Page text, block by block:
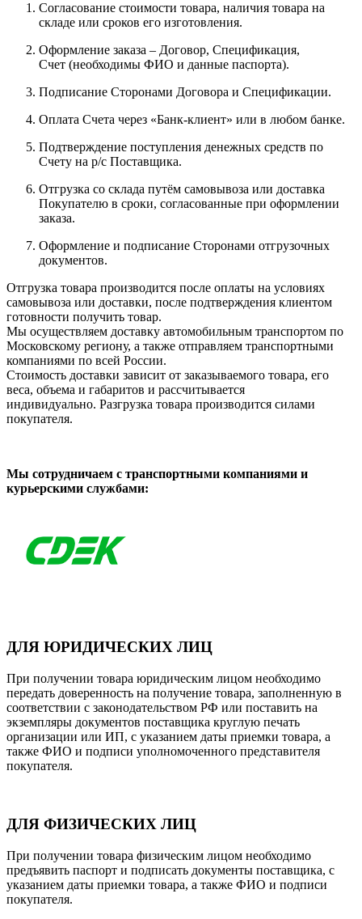
Согласование стоимости товара, наличия товара на
складе или сроков его изготовления.
Оформление заказа – Договор, Спецификация,
Счет (необходимы ФИО и данные паспорта).
Подписание Сторонами Договора и Спецификации.
Оплата Счета через «Банк-клиент» или в любом банке.
Подтверждение поступления денежных средств по
Счету на р/с Поставщика.
Отгрузка со склада путём самовывоза или доставка
Покупателю в сроки, согласованные при оформлении
заказа.
Оформление и подписание Сторонами отгрузочных
документов.
Отгрузка товара производится после оплаты на условиях
самовывоза или доставки, после подтверждения клиентом
готовности получить товар.
Мы осуществляем доставку автомобильным транспортом по
Московскому региону, а также отправляем транспортными
компаниями по всей России.
Стоимость доставки зависит от заказываемого товара, его
веса, объема и габаритов и рассчитывается
индивидуально. Разгрузка товара производится силами
покупателя.
Мы сотрудничаем с транспортными компаниями и
курьерскими службами:
ДЛЯ ЮРИДИЧЕСКИХ ЛИЦ
При получении товара юридическим лицом необходимо
передать доверенность на получение товара, заполненную в
соответствии с законодательством РФ или поставить на
экземпляры документов поставщика круглую печать
организации или ИП, с указанием даты приемки товара, а
также ФИО и подписи уполномоченного представителя
покупателя.
ДЛЯ ФИЗИЧЕСКИХ ЛИЦ
При получении товара физическим лицом необходимо
предъявить паспорт и подписать документы поставщика, с
указанием даты приемки товара, а также ФИО и подписи
покупателя.